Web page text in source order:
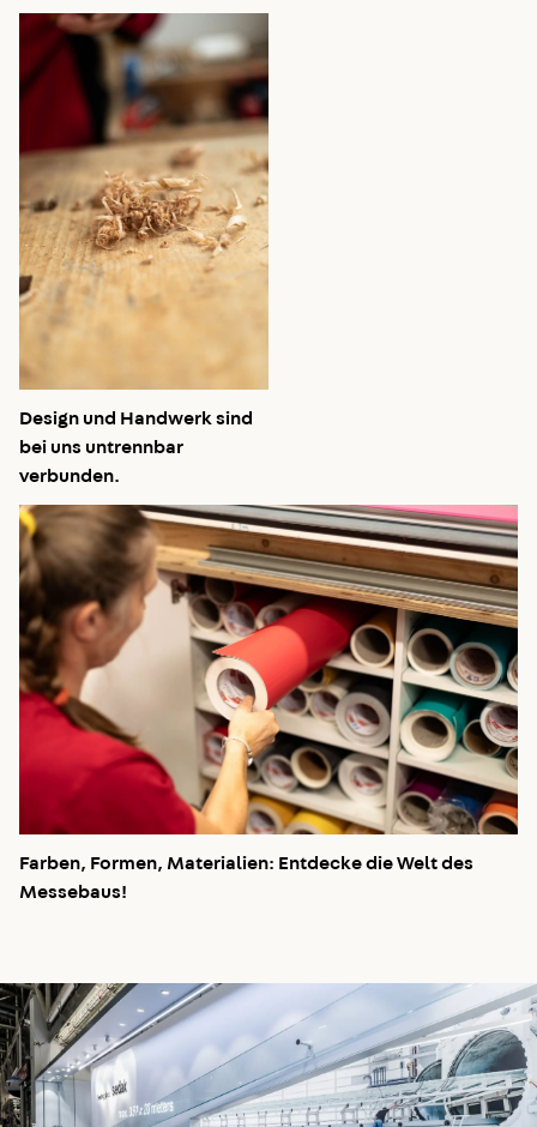
Design und Handwerk sind
bei uns untrennbar
verbunden.
Farben, Formen, Materialien: Entdecke die Welt des
Messebaus!